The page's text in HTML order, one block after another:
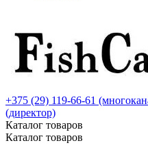
+375 (29) 119-66-61
(директор)
Каталог товаров
Каталог товаров